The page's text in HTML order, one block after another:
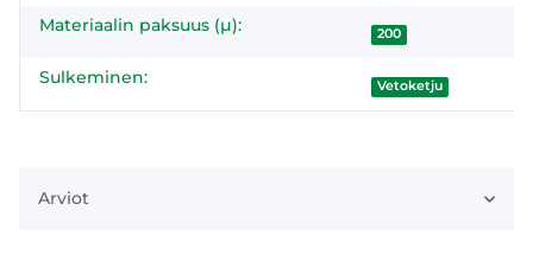
Materiaalin paksuus (µ): 200
Sulkeminen: Vetoketju
Arviot